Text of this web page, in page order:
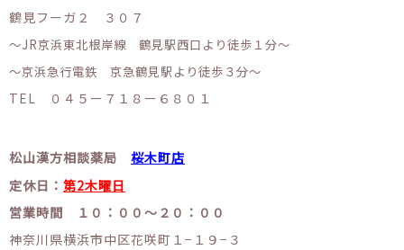
鶴見フーガ２ ３０７
〜JR京浜東北根岸線 鶴見駅西口より徒歩１分〜
〜京浜急行電鉄 京急鶴見駅より徒歩３分〜
TEL ０４５ー７１８ー６８０１
松山漢方相談薬局 桜木町店
定休日： 第2木曜日
営業時間 １０：００〜２０：００
神奈川県横浜市中区花咲町１−１９−３